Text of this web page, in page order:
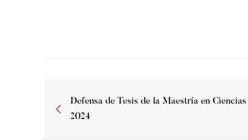
Defensa de Tesis de la Maestría en
2024